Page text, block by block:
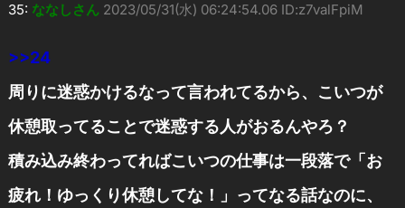
35: ななしさん 2023/05/31(水) 06:24:54.06 ID:z7valFpiM
>>24
周りに迷惑かけるなって言われてるから、こいつが
休憩取ってることで迷惑する人がおるんやろ？
積み込み終わってればこいつの仕事は一段落で「お
疲れ！ゆっくり休憩してな！」ってなる話なのに、